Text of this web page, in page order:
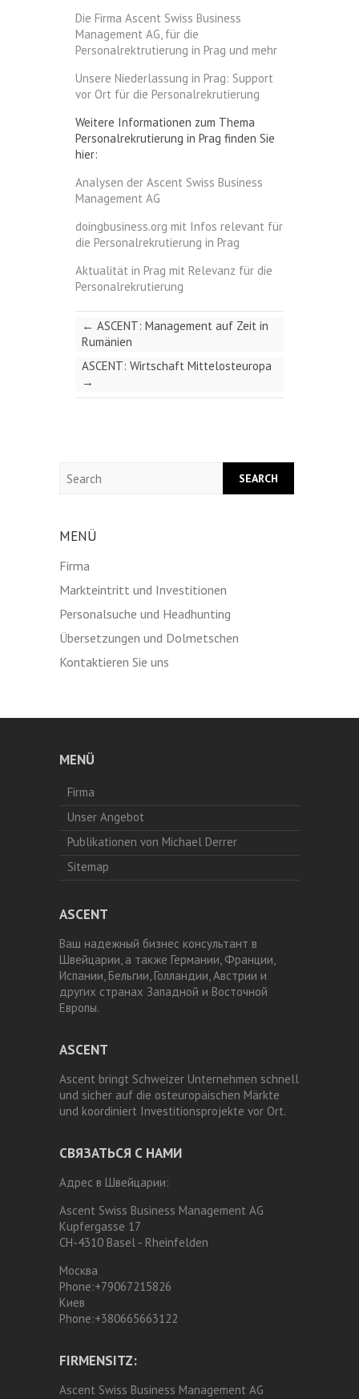
Die Firma Ascent Swiss Business
Management AG, für die
Personalrektrutierung in Prag und mehr
Unsere Niederlassung in Prag: Support
vor Ort für die Personalrekrutierung
Weitere Informationen zum Thema
Personalrekrutierung in Prag finden Sie
hier:
Analysen der Ascent Swiss Business
Management AG
doingbusiness.org mit Infos relevant für
die Personalrekrutierung in Prag
Aktualität in Prag mit Relevanz für die
Personalrekrutierung
← ASCENT: Management auf Zeit in
Rumänien
ASCENT: Wirtschaft Mittelosteuropa
→
MENÜ
Firma
Markteintritt und Investitionen
Personalsuche und Headhunting
Übersetzungen und Dolmetschen
Kontaktieren Sie uns
MENÜ
Firma
Unser Angebot
Publikationen von Michael Derrer
Sitemap
ASCENT
Ваш надежный бизнес консультант в
Швейцарии, а также Германии, Франции,
Испании, Бельгии, Голландии, Австрии и
других странах Западной и Восточной
Европы.
ASCENT
Ascent bringt Schweizer Unternehmen schnell
und sicher auf die osteuropäischen Märkte
und koordiniert Investitionsprojekte vor Ort.
СВЯЗАТЬСЯ С НАМИ
Адрес в Швейцарии:
Ascent Swiss Business Management AG
Kupfergasse 17
CH-4310 Basel - Rheinfelden
Москва
Phone:+79067215826
Киев
Phone:+380665663122
FIRMENSITZ:
Ascent Swiss Business Management AG